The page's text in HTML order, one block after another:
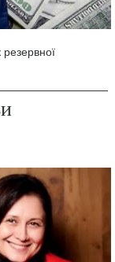
резервної